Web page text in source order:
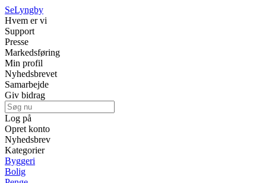
SeLyngby
Hvem er vi
Support
Presse
Markedsføring
Min profil
Nyhedsbrevet
Samarbejde
Giv bidrag
Log på
Opret konto
Nyhedsbrev
Kategorier
Byggeri
Bolig